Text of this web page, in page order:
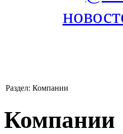
Раздел: Компании
Компании